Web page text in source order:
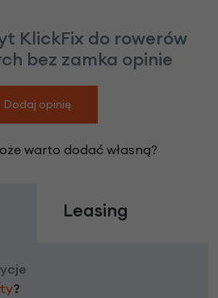
KlickFix do rowerów
bez zamka opinie
Dodaj opinię
warto dodać własną?
Leasing
?